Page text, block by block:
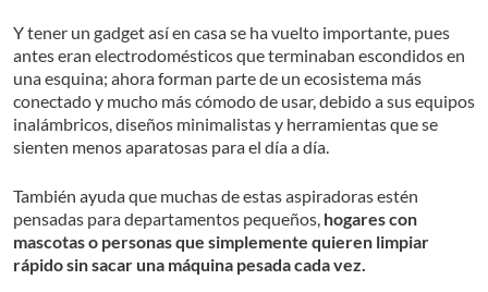
Y tener un gadget así en casa se ha vuelto importante, pues
antes eran electrodomésticos que terminaban escondidos en
una esquina; ahora forman parte de un ecosistema más
conectado y mucho más cómodo de usar, debido a sus equipos
inalámbricos, diseños minimalistas y herramientas que se
sienten menos aparatosas para el día a día.
También ayuda que muchas de estas aspiradoras estén
pensadas para departamentos pequeños, hogares con
mascotas o personas que simplemente quieren limpiar
rápido sin sacar una máquina pesada cada vez.